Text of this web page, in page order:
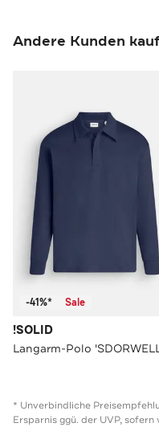
Andere Kunden
-41%* Sale
!SOLID
* Unverbindliche
Ersparnis ggü. der UVP, sofern